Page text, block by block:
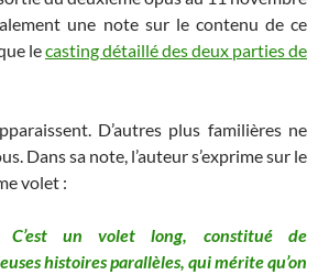
une note sur le contenu de ce
lecasting détaillé des deux parties de
D’autres plus familières ne
Dans sa note, l’auteur s’exprime sur le
volet :
un volet long, constitué de
histoires parallèles, qui mérite qu’on